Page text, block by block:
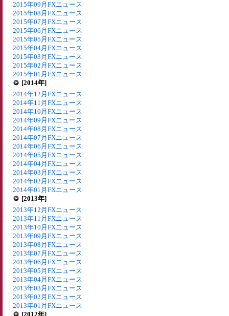
2015年09月FXニュース
2015年08月FXニュース
2015年07月FXニュース
2015年06月FXニュース
2015年05月FXニュース
2015年04月FXニュース
2015年03月FXニュース
2015年02月FXニュース
2015年01月FXニュース
[2014年]
2014年12月FXニュース
2014年11月FXニュース
2014年10月FXニュース
2014年09月FXニュース
2014年08月FXニュース
2014年07月FXニュース
2014年06月FXニュース
2014年05月FXニュース
2014年04月FXニュース
2014年03月FXニュース
2014年02月FXニュース
2014年01月FXニュース
[2013年]
2013年12月FXニュース
2013年11月FXニュース
2013年10月FXニュース
2013年09月FXニュース
2013年08月FXニュース
2013年07月FXニュース
2013年06月FXニュース
2013年05月FXニュース
2013年04月FXニュース
2013年03月FXニュース
2013年02月FXニュース
2013年01月FXニュース
[2012年]